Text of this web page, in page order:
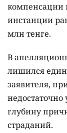
компенсации
инстанции
млн тенге.
В
лишился
заявителя,
недостаточно
глубину
страданий.